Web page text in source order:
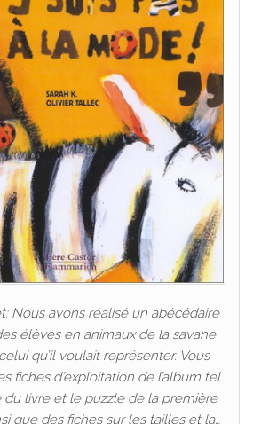
Nous avons réalisé un abécédaire
élèves en animaux de la savane.
qu’il voulait représenter. Vous
fiches d’exploitation de l’album tel
livre et le puzzle de la première
que des fiches sur les tailles et la…